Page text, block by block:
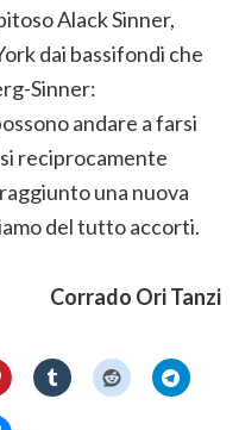
Alack Sinner,
dai bassifondi che
Sinner:
andare a farsi
reciprocamente
una nuova
del tutto accorti.
Corrado Ori Tanzi